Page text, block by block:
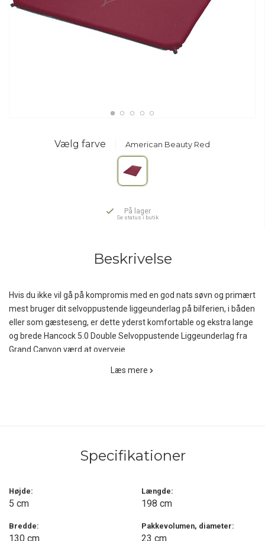
Vælg farve American Beauty Red
På lager
Se status i butik
Beskrivelse
Hvis du ikke vil gå på kompromis med en god nats søvn og primært
mest bruger dit selvoppustende liggeunderlag på bilferien, i båden
eller som gæsteseng, er dette yderst komfortable og ekstra lange
og brede Hancock 5.0 Double Selvoppustende Liggeunderlag fra
Grand Canyon værd at overveje.
gør det hurtigere at puste op og hurtigere at pakke sammen.
børste overflade, som øger komforten.
Hancock 5.0 Double Selvoppustende Liggeunderlag leveres med
Læs mere
Specifikationer
Højde:
5 cm
Længde:
198 cm
Bredde:
130 cm
Pakkevolumen, diameter:
23 cm